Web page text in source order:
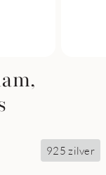
925 zilver